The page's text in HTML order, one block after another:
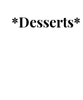
*Desserts*